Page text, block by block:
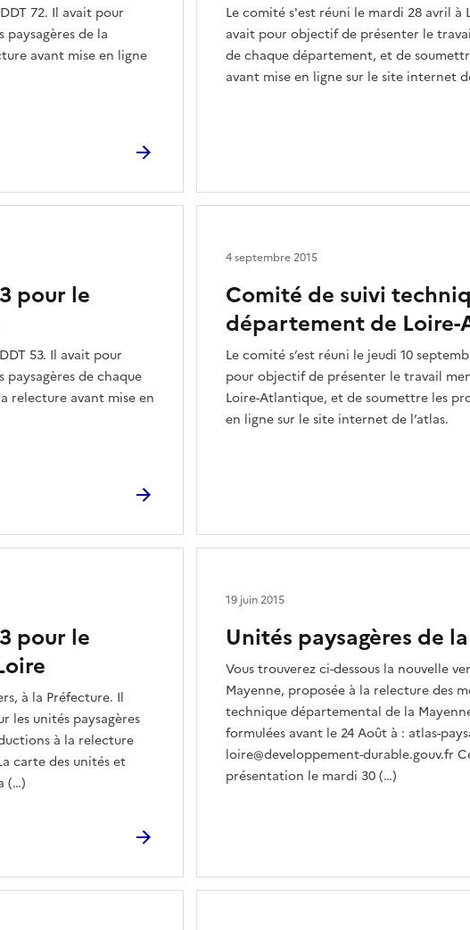
72. Il avait pour
de la
avant mise en ligne
Le comité s'est réuni le mardi 28 avril à
avait pour objectif de présenter le
de chaque département, et de
avant mise en ligne sur le site internet
pour le
53. Il avait pour
de chaque
relecture avant mise en
Comité de suivi
département de
Le comité s’est réuni le jeudi 10
pour objectif de présenter le travail
Loire-Atlantique, et de soumettre les
en ligne sur le site internet de l’atlas.
4 septembre 2015
pour le
à la Préfecture. Il
les unités paysagères
à la relecture
carte des unités et
(…)
Unités paysagères de
Vous trouverez ci-dessous la nouvelle
Mayenne, proposée à la relecture des
technique départemental de la
formulées avant le 24 Août à : atlas-
loire@developpement-durable.gouv.fr
présentation le mardi 30 (…)
19 juin 2015